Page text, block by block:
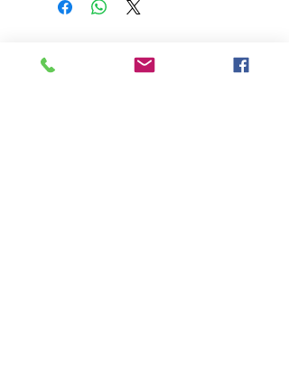
到我們的產品後的前7天內通過電子郵件
相關產品